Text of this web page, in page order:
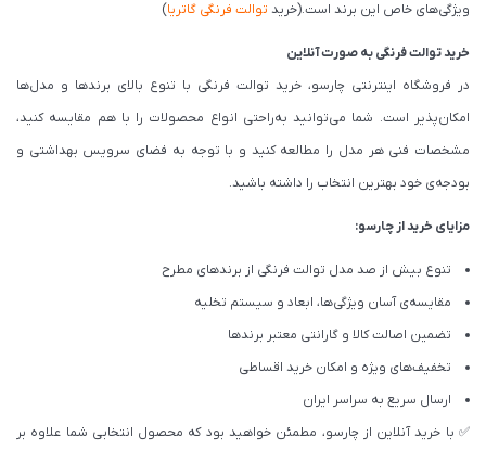
ویژگی‌های خاص این برند است.(خرید توالت فرنگی گاتریا)
خرید توالت فرنگی به صورت آنلاین
در فروشگاه اینترنتی چارسو، خرید توالت فرنگی با تنوع بالای برندها و مدل‌ها
امکان‌پذیر است. شما می‌توانید به‌راحتی انواع محصولات را با هم مقایسه کنید،
مشخصات فنی هر مدل را مطالعه کنید و با توجه به فضای سرویس بهداشتی و
بودجه‌ی خود بهترین انتخاب را داشته باشید.
مزایای خرید از چارسو:
تنوع بیش از صد مدل توالت فرنگی از برندهای مطرح
مقایسه‌ی آسان ویژگی‌ها، ابعاد و سیستم تخلیه
تضمین اصالت کالا و گارانتی معتبر برندها
تخفیف‌های ویژه و امکان خرید اقساطی
ارسال سریع به سراسر ایران
✅ با خرید آنلاین از چارسو، مطمئن خواهید بود که محصول انتخابی شما علاوه بر